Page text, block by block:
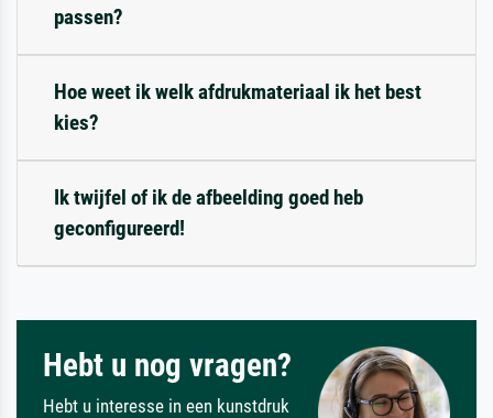
passen?
Hoe weet ik welk afdrukmateriaal ik het best
kies?
Ik twijfel of ik de afbeelding goed heb
geconfigureerd!
Hebt u nog vragen?
Hebt u interesse in een kunstdruk